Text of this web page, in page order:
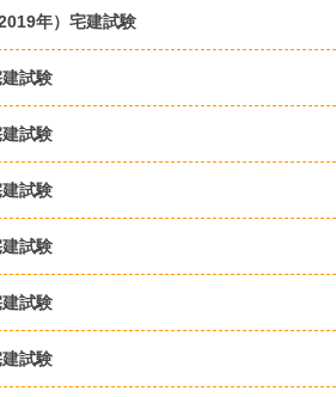
年）宅建試験
試験
試験
試験
試験
試験
試験